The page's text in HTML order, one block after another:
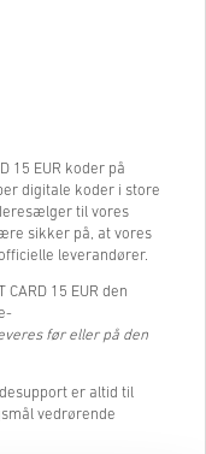
15 EUR koder på
digitale koder i store
til vores
sikker på, at vores
leverandører.
CARD 15 EUR den
før eller på den
er altid til
vedrørende